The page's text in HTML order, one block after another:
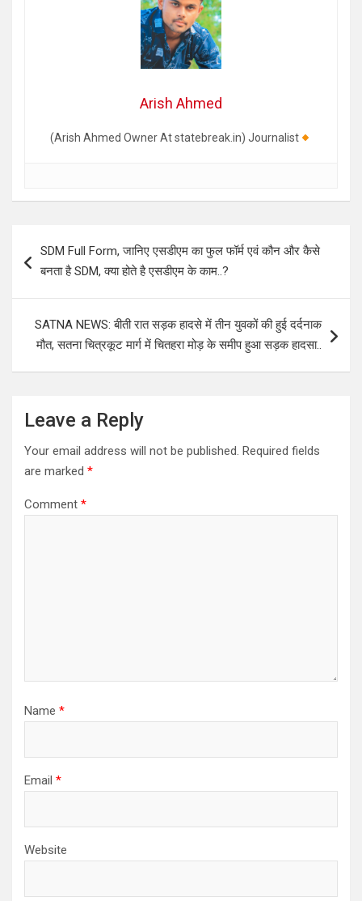
Arish Ahmed
(Arish Ahmed Owner At statebreak.in) Journalist
navigation
SDM Full Form, जानिए एसडीएम का फुल फॉर्म एवं कौन और कैसे
बनता है SDM, क्या होते है एसडीएम के काम..?
SATNA NEWS: बीती रात सड़क हादसे में तीन युवकों की हुई दर्दनाक
मौत, सतना चित्रकूट मार्ग में चितहरा मोड़ के समीप हुआ सड़क हादसा..
Leave a Reply
Your email address will not be published. Required fields
are marked *
Comment *
Name *
Email *
Website